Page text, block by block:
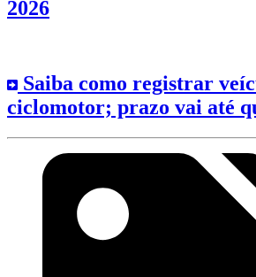
2026
Saiba como registrar
ciclomotor; prazo vai até